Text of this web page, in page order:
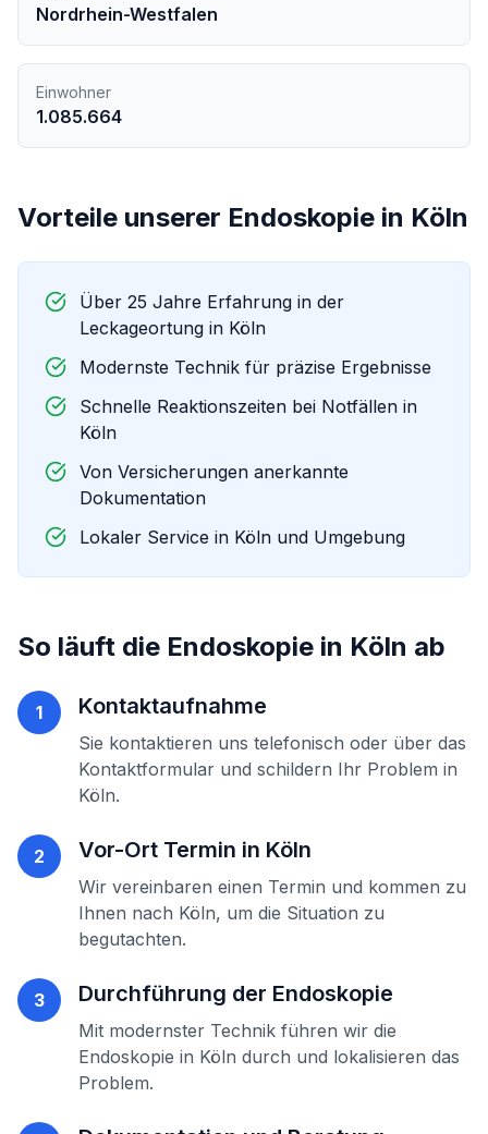
Nordrhein-Westfalen
Einwohner
1.085.664
Vorteile unserer Endoskopie in Köln
Über 25 Jahre Erfahrung in der
Leckageortung in Köln
Modernste Technik für präzise Ergebnisse
Schnelle Reaktionszeiten bei Notfällen in
Köln
Von Versicherungen anerkannte
Dokumentation
Lokaler Service in Köln und Umgebung
So läuft die Endoskopie in Köln ab
1 Kontaktaufnahme
Sie kontaktieren uns telefonisch oder über das
Kontaktformular und schildern Ihr Problem in
Köln.
2 Vor-Ort Termin in Köln
Wir vereinbaren einen Termin und kommen zu
Ihnen nach Köln, um die Situation zu
begutachten.
3 Durchführung der Endoskopie
Mit modernster Technik führen wir die
Endoskopie in Köln durch und lokalisieren das
Problem.